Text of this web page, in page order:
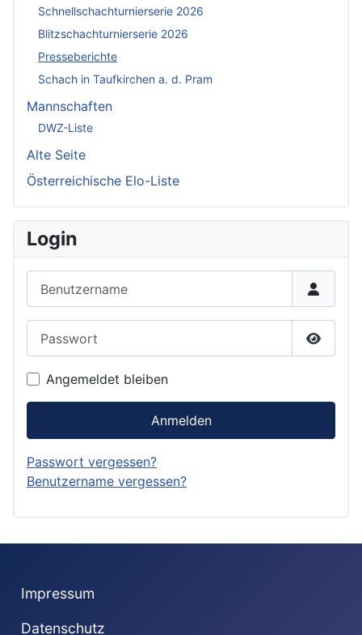
Schnellschachturnierserie 2026
Blitzschachturnierserie 2026
Presseberichte
Schach in Taufkirchen a. d. Pram
Mannschaften
DWZ-Liste
Alte Seite
Österreichische Elo-Liste
Login
Angemeldet bleiben
Anmelden
Passwort vergessen?
Benutzername vergessen?
Impressum
Datenschutz